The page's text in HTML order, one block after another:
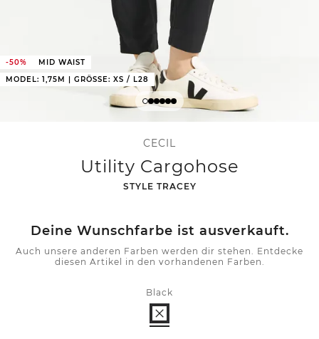
-50%
MID WAIST
MODEL: 1,75M | GRÖSSE: XS / L28
CECIL
Utility Cargohose
-
STYLE TRACEY
Deine Wunschfarbe ist ausverkauft.
Auch unsere anderen Farben werden dir stehen. Entdecke
diesen Artikel in den vorhandenen Farben.
Black